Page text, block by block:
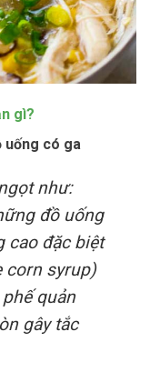
gì?
uống có ga
như:
đồ uống
cao đặc biệt
corn syrup)
quản
gây tắc